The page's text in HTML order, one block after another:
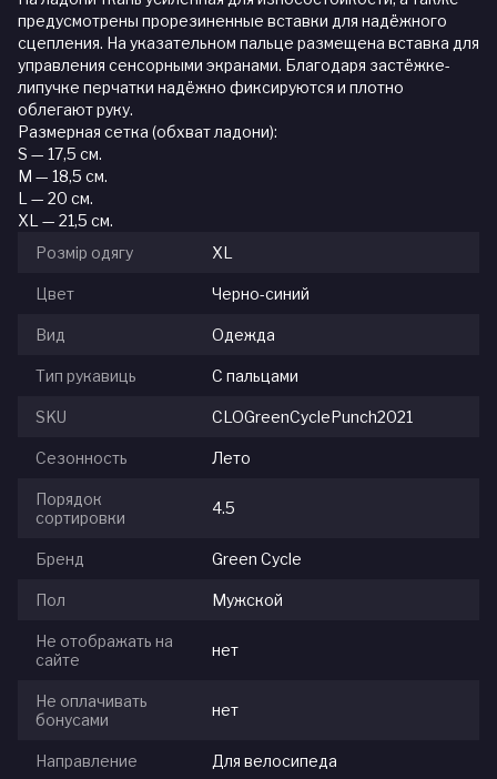
предусмотрены прорезиненные вставки для надёжного
сцепления. На указательном пальце размещена вставка для
управления сенсорными экранами. Благодаря застёжке-
липучке перчатки надёжно фиксируются и плотно
облегают руку.
Размерная сетка (обхват ладони):
S — 17,5 см.
M — 18,5 см.
L — 20 см.
XL — 21,5 см.
Розмір одягу
XL
Цвет Черно-синий
Вид Одежда
Тип рукавиць С пальцами
SKU CLOGreenCyclePunch2021
Сезонность Лето
Порядок
сортировки
4.5
Бренд Green Cycle
Пол Мужской
Не отображать на
сайте
нет
Не оплачивать
бонусами
нет
Направление Для велосипеда